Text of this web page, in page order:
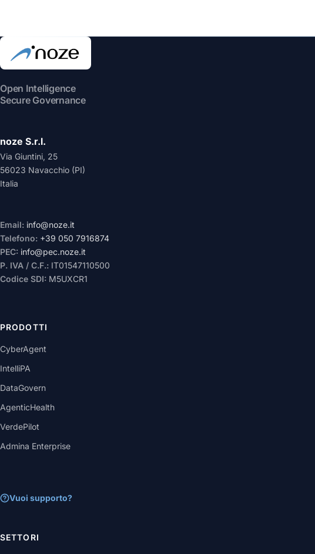
Open Intelligence
Secure Governance
noze S.r.l.
Via Giuntini, 25
56023 Navacchio (PI)
Italia
Email: info@noze.it
Telefono: +39 050 7916874
PEC: info@pec.noze.it
P. IVA / C.F.: IT01547110500
Codice SDI: M5UXCR1
PRODOTTI
CyberAgent
IntelliPA
DataGovern
AgenticHealth
VerdePilot
Admina Enterprise
Vuoi supporto?
SETTORI